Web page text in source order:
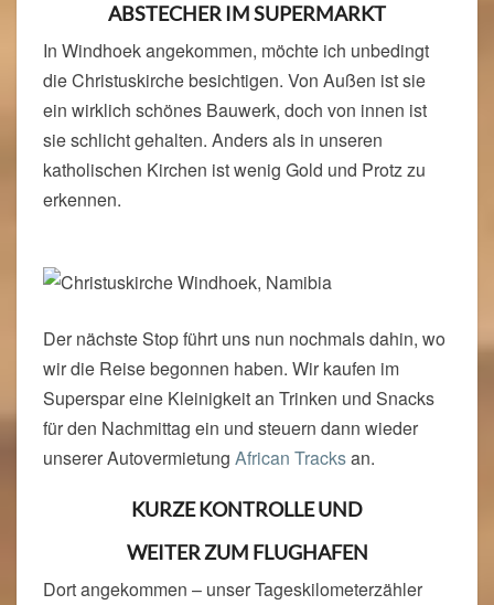
ABSTECHER IM SUPERMARKT
In Windhoek angekommen, möchte ich unbedingt
die Christuskirche besichtigen. Von Außen ist sie
ein wirklich schönes Bauwerk, doch von innen ist
sie schlicht gehalten. Anders als in unseren
katholischen Kirchen ist wenig Gold und Protz zu
erkennen.
Der nächste Stop führt uns nun nochmals dahin, wo
wir die Reise begonnen haben. Wir kaufen im
Superspar eine Kleinigkeit an Trinken und Snacks
für den Nachmittag ein und steuern dann wieder
unserer Autovermietung African Tracksan.
KURZE KONTROLLE UND
WEITER ZUM FLUGHAFEN
Dort angekommen – unser Tageskilometerzähler